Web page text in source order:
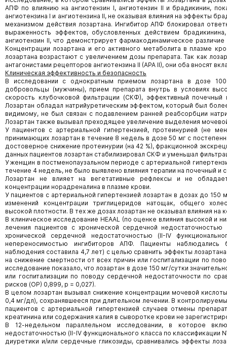
АПФ по влиянию на ангиотензин I, ангиотензин II и брадикинин,
ангиотензина I и ангиотензина II, не оказывая влияния на эффекты
механизмом действия лозартана. Ингибитор АПФ блокировал
выраженность эффектов, обусловленных действием
ангиотензин II, что демонстрирует фармакодинамическое
Концентрации лозартана и его активного метаболита в плазме
лозартана возрастают с увеличением дозы препарата. Так как
антагонистами рецепторов ангиотензина II (АРА II), они оба вносят
Клиническая эффективность и безопасность
В исследовании с однократным приемом лозартана в дозе
добровольцы (мужчины), прием препарата внутрь в условиях
скорость клубочковой фильтрации (СКФ), эффективный
Лозартан обладал натрийуретическим эффектом, который был
видимому, не был связан с подавлением ранней реабсорбции
Лозартан также вызывал преходящее увеличение выделения
У пациентов с артериальной гипертензией, протеинурией (не
принимающих лозартан в течение 8 недель в дозе 50 мг с
достоверное снижение протеинурии (на 42 %), фракционной
данных пациентов лозартан стабилизировал СКФ и уменьшал
У женщин в постменопаузальном периоде с артериальной
течение 4 недель, не было выявлено влияния терапии на почечный и
Лозартан не влияет на вегетативные рефлексы и не
концентрации норадреналина в плазме крови.
У пациентов с артериальной гипертензией лозартан в дозах до 150
изменений концентрации триглицеридов натощак, общего
высокой плотности. В тех же дозах лозартан не оказывал влияния
В клиническое исследование HEAAL (по оценке влияния высокой и
лечения пациентов с хронической сердечной
хронической сердечной недостаточностью (II-IV
непереносимостью ингибиторов АПФ. Пациенты
наблюдения составила 4,7 лет) с целью сравнить эффекты
на снижение смертности от всех причин или госпитализации по
исследование показало, что лозартан в дозе 150 мг/сутки
или госпитализации по поводу сердечной недостаточности по
рисков (ОР) 0,899, р = 0,027).
В целом лозартан вызывал снижение концентрации мочевой
0,4 мг/дл), сохранявшееся при длительном лечении. В
пациентов с артериальной гипертензией случаев отмены
креатинина или содержания калия в сыворотке крови не
В 12-недельном параллельном исследовании, в которое
недостаточностью (II-IV функционального класса по классификации
диуретики и/или сердечные гликозиды, сравнивались эффекты